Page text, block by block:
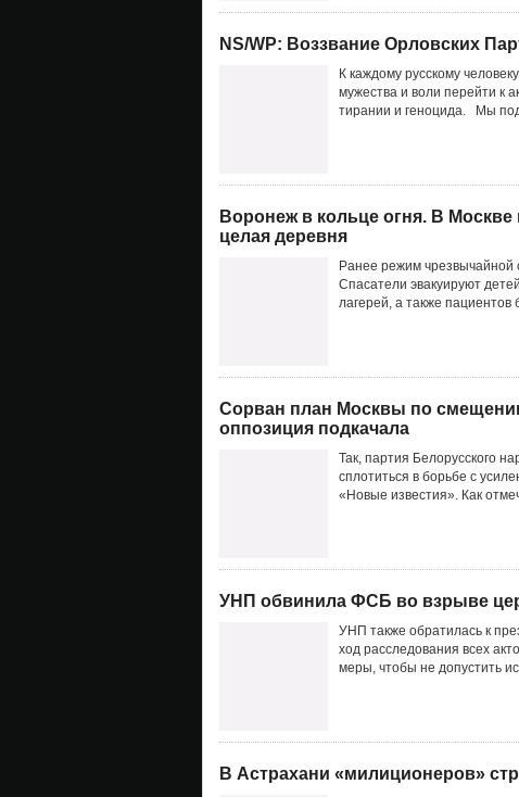
NS/WP: Воззвание Орловских
К каждому русскому
мужества и воли перейти к
тирании и геноцида. Мы
Воронеж в кольце огня. В
целая деревня
Ранее режим чрезвычайной
Спасатели эвакуируют
лагерей, а также
Сорван план Москвы по
оппозиция подкачала
Так, партия Белорусского
сплотиться в борьбе с
«Новые известия». Как
УНП обвинила ФСБ во взрыве
УНП также обратилась к
ход расследования всех
меры, чтобы не допустить
В Астрахани «милиционеров»